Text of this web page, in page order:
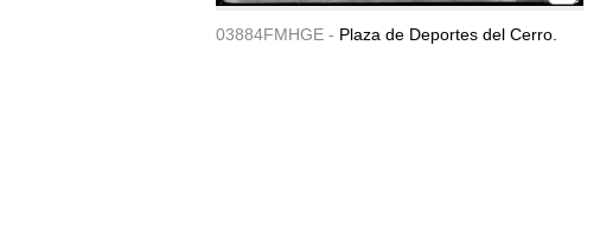
03884FMHGE - Plaza de Deportes del Cerro.